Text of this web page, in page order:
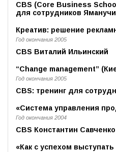
CBS (Core Business
для сотрудников Яманучи
Креатив: решение
Год окончания 2005
CBS Виталий Ильинский
“Change management”
Год окончания 2005
CBS: тренинг для
«Система управления
Год окончания 2004
CBS Константин Савченко
«Как с успехом